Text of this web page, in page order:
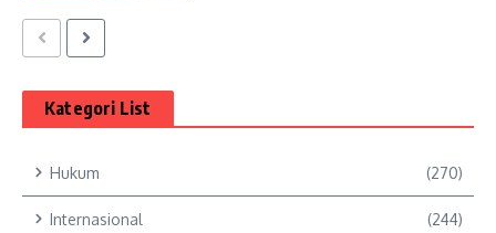
Kategori List
Hukum (270)
Internasional (244)